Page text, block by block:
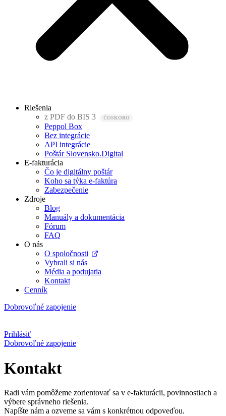
Riešenia
z PDF do BIS 3
Peppol Box
Bez integrácie
API integrácie
Poštár Slovensko.Digital
E-fakturácia
Čo je digitálny poštár
Koho sa týka e-faktúra
Zabezpečenie
Zdroje
Blog
Manuály a dokumentácia
Fórum
FAQ
O nás
O spoločnosti
Vybrali si nás
Média a podujatia
Kontakt
Cenník
Dobrovoľné zapojenie
Prihlásiť
Dobrovoľné zapojenie
Kontakt
Radi vám pomôžeme zorientovať sa v e-fakturácii, povinnostiach a
výbere správneho riešenia.
Napíšte nám a ozveme sa vám s konkrétnou odpoveďou.